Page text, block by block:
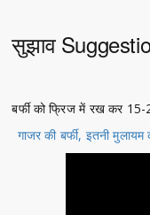
सुझाव
बर्फी को फ्रिज में रख कर
गाजर की बर्फी, इतनी